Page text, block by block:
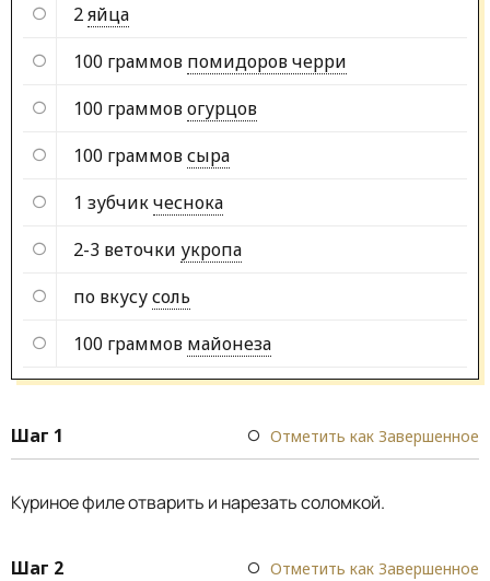
2яйца
100 граммов помидоров черри
100 граммовогурцов
100 граммовсыра
1 зубчикчеснока
2-3 веточки укропа
по вкусусоль
100 граммов майонеза
Шаг 1 Отметить как Завершенное
Куриное филе отварить и нарезать соломкой.
Шаг 2 Отметить как Завершенное